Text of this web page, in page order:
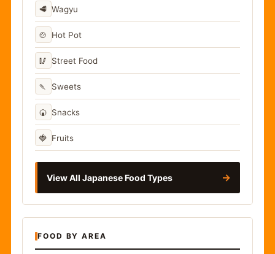
🥩 Wagyu
🍲 Hot Pot
🥢 Street Food
🍡 Sweets
🍘 Snacks
🍓 Fruits
View All Japanese Food Types →
FOOD BY AREA